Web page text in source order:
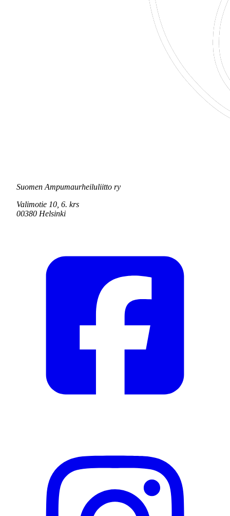
Suomen Ampumaurheiluliitto ry
Valimotie 10, 6. krs
00380 Helsinki